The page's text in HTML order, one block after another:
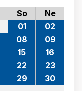
So Ne
01
02
08
09
15
16
22
23
29
30